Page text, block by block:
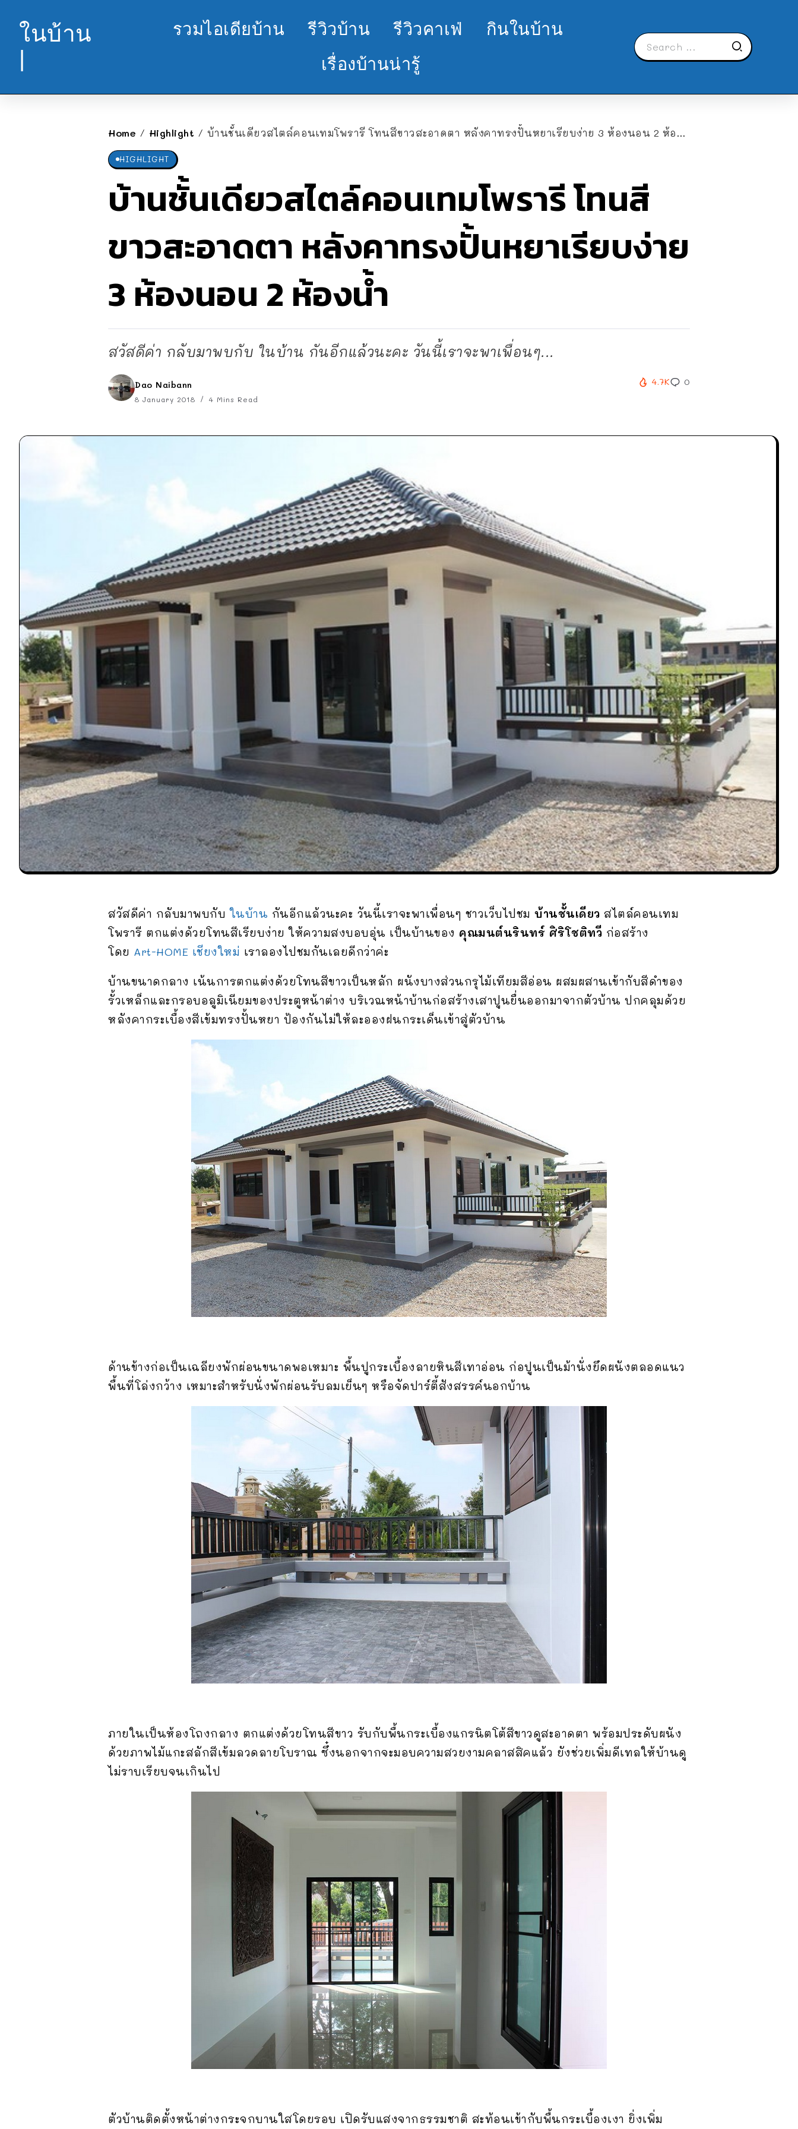
ในบ้าน
|
รวมไอเดียบ้าน รีวิวบ้าน รีวิวคาเฟ่
กินในบ้าน
เรื่องบ้านน่ารู้
Home / Highlight / บ้านชั้นเดียวสไตล์คอนเทมโพรารี โทนสีขาวสะอาดตา หลังคาทรงปั้นหยาเรียบง่าย 3 ห้องนอน 2 ห้องน้ำ
HIGHLIGHT
บ้านชั้นเดียวสไตล์คอนเทมโพรารี โทนสี
ขาวสะอาดตา หลังคาทรงปั้นหยาเรียบง่าย
3 ห้องนอน 2 ห้องน้ำ
สวัสดีค่า กลับมาพบกับ ในบ้าน กันอีกแล้วนะคะ วันนี้เราจะพาเพื่อนๆ...
Dao Naibann
8 January 2018 4 Mins Read
4.7K 0
สวัสดีค่า กลับมาพบกับในบ้าน กันอีกแล้วนะคะ วันนี้เราจะพาเพื่อนๆ ชาวเว็บไปชม บ้านชั้นเดียว สไตล์คอนเทม
โพรารี ตกแต่งด้วยโทนสีเรียบง่าย ให้ความสงบอบอุ่น เป็นบ้านของ คุณมนต์นรินทร์ ศิริโชติทวี ก่อสร้าง
โดย Art-HOME เชียงใหม่ เราลองไปชมกันเลยดีกว่าค่ะ
บ้านขนาดกลาง เน้นการตกแต่งด้วยโทนสีขาวเป็นหลัก ผนังบางส่วนกรุไม้เทียมสีอ่อน ผสมผสานเข้ากับสีดำของ
รั้วเหล็กและกรอบอลูมิเนียมของประตูหน้าต่าง บริเวณหน้าบ้านก่อสร้างเสาปูนยื่นออกมาจากตัวบ้าน ปกคลุมด้วย
หลังคากระเบื้องสีเข้มทรงปั้นหยา ป้องกันไม่ให้ละอองฝนกระเด็นเข้าสู่ตัวบ้าน
ด้านข้างก่อเป็นเฉลียงพักผ่อนขนาดพอเหมาะ พื้นปูกระเบื้องลายหินสีเทาอ่อน ก่อปูนเป็นม้านั่งยึดผนังตลอดแนว
พื้นที่โล่งกว้าง เหมาะสำหรับนั่งพักผ่อนรับลมเย็นๆ หรือจัดปาร์ตี้สังสรรค์นอกบ้าน
ภายในเป็นห้องโถงกลาง ตกแต่งด้วยโทนสีขาว รับกับพื้นกระเบื้องแกรนิตโต้สีขาวดูสะอาดตา พร้อมประดับผนัง
ด้วยภาพไม้แกะสลักสีเข้มลวดลายโบราณ ซึ๋งนอกจากจะมอบความสวยงามคลาสสิคแล้ว ยังช่วยเพิ่มดีเทลให้บ้านดู
ไม่ราบเรียบจนเกินไป
ตัวบ้านติดตั้งหน้าต่างกระจกบานใสโดยรอบ เปิดรับแสงจากธรรมชาติ สะท้อนเข้ากับพื้นกระเบื้องเงา ยิ่งเพิ่ม